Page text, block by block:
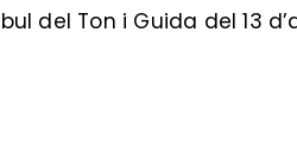
del Ton i Guida del 13